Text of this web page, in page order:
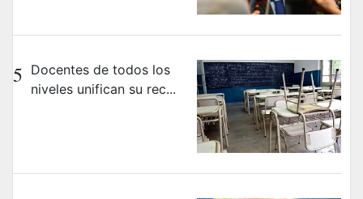
5 Docentes de todos los
niveles unifican su rec...